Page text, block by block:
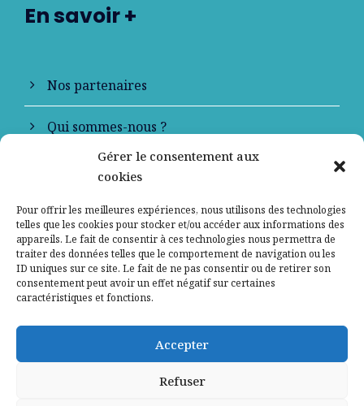
Gérer le consentement aux
cookies
Pour offrir les meilleures expériences, nous utilisons des technologies
telles que les cookies pour stocker et/ou accéder aux informations des
appareils. Le fait de consentir à ces technologies nous permettra de
traiter des données telles que le comportement de navigation ou les
ID uniques sur ce site. Le fait de ne pas consentir ou de retirer son
consentement peut avoir un effet négatif sur certaines
caractéristiques et fonctions.
Accepter
Refuser
En savoir +
Nos partenaires
Qui sommes-nous ?
Contactez-nous
Mentions légales
Politique de confidentialité